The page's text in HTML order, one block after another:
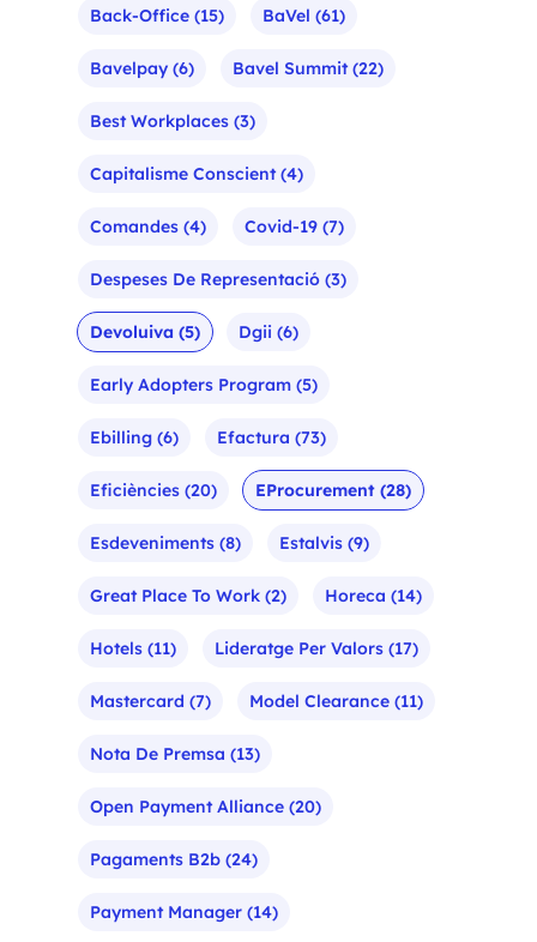
Back-Office (15) BaVel (61)
Bavelpay (6) Bavel Summit(22)
Best Workplaces (3)
Capitalisme Conscient(4)
Comandes (4) Covid-19 (7)
Despeses De Representació (3)
Devoluiva (5) Dgii (6)
Early Adopters Program (5)
Ebilling (6) Efactura (73)
Eficiències (20) EProcurement (28)
Esdeveniments (8) Estalvis (9)
Great Place To Work (2) Horeca (14)
Hotels (11) Lideratge Per Valors (17)
Mastercard (7) Model Clearance (11)
Nota De Premsa (13)
Open Payment Alliance (20)
Pagaments B2b (24)
Payment Manager (14)